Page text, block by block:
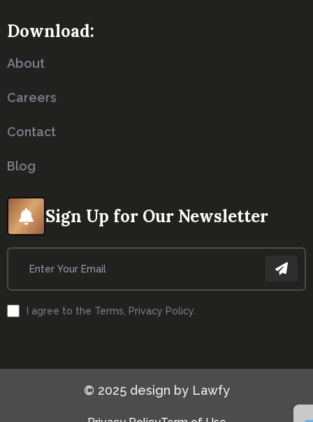
Download:
About
Careers
Contact
Blog
Sign Up for Our Newsletter
I agree to the Terms, Privacy Policy.
© 2025 design by Lawfy